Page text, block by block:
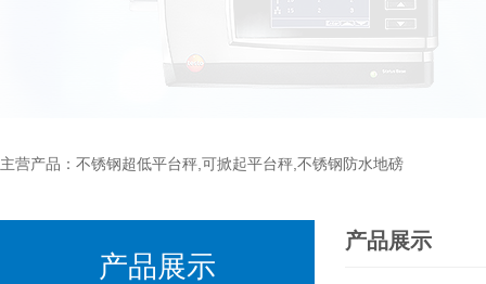
主营产品：不锈钢超低平台秤,可掀起平台秤,不锈钢防水地磅
产品展示
产品展示